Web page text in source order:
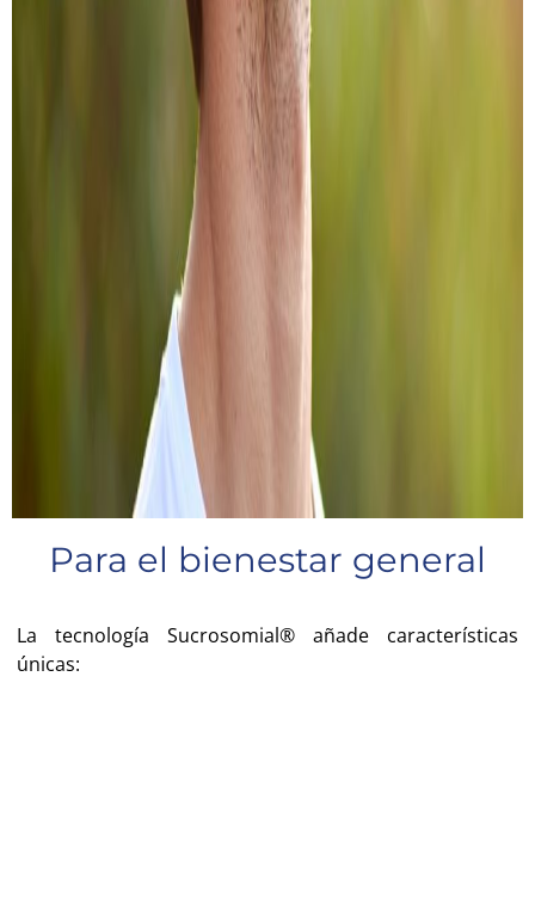
Para el bienestar general
La tecnología Sucrosomial® añade características
únicas: